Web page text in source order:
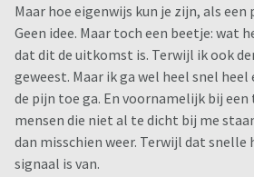
Maar hoe eigenwijs kun je zijn, als
Geen idee. Maar toch een beetje: wat
dat dit de uitkomst is. Terwijl ik ook
geweest. Maar ik ga wel heel snel
de pijn toe ga. En voornamelijk bij
mensen die niet al te dicht bij me
dan misschien weer. Terwijl dat snelle
signaal is van.